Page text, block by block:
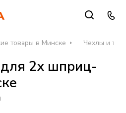
товары в Минске Чехлы и
2х шприц-